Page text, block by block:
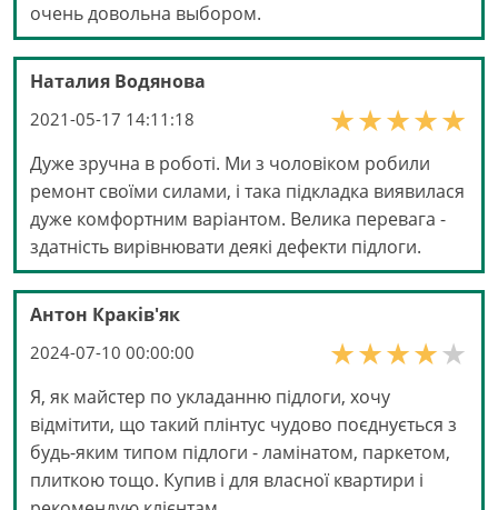
очень довольна выбором.
Наталия Водянова
2021-05-17 14:11:18
Дуже зручна в роботі. Ми з чоловіком робили
ремонт своїми силами, і така підкладка виявилася
дуже комфортним варіантом. Велика перевага -
здатність вирівнювати деякі дефекти підлоги.
Антон Краків'як
2024-07-10 00:00:00
Я, як майстер по укладанню підлоги, хочу
відмітити, що такий плінтус чудово поєднується з
будь-яким типом підлоги - ламінатом, паркетом,
плиткою тощо. Купив і для власної квартири і